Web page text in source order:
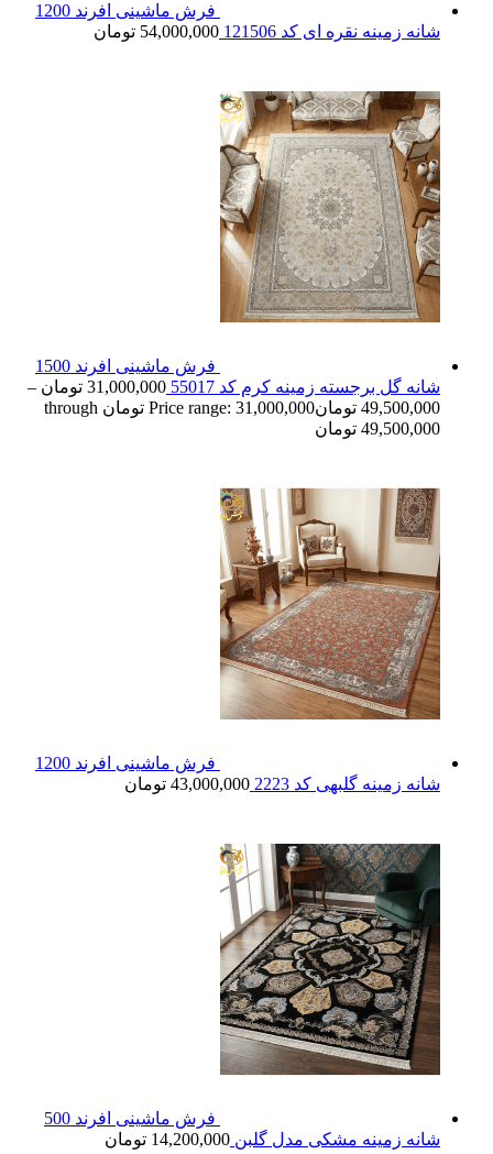
فرش ماشینی افرند 1200
شانه زمینه نقره ای کد 121506
54,000,000 تومان
فرش ماشینی افرند 1500
شانه گل برجسته زمینه کرم کد 55017
31,000,000 تومان –
49,500,000 تومان
Price range: 31,000,000 تومان through
49,500,000 تومان
فرش ماشینی افرند 1200
شانه زمینه گلبهی کد 2223
43,000,000 تومان
فرش ماشینی افرند 500
شانه زمینه مشکی مدل گلبن 14,200,000 تومان